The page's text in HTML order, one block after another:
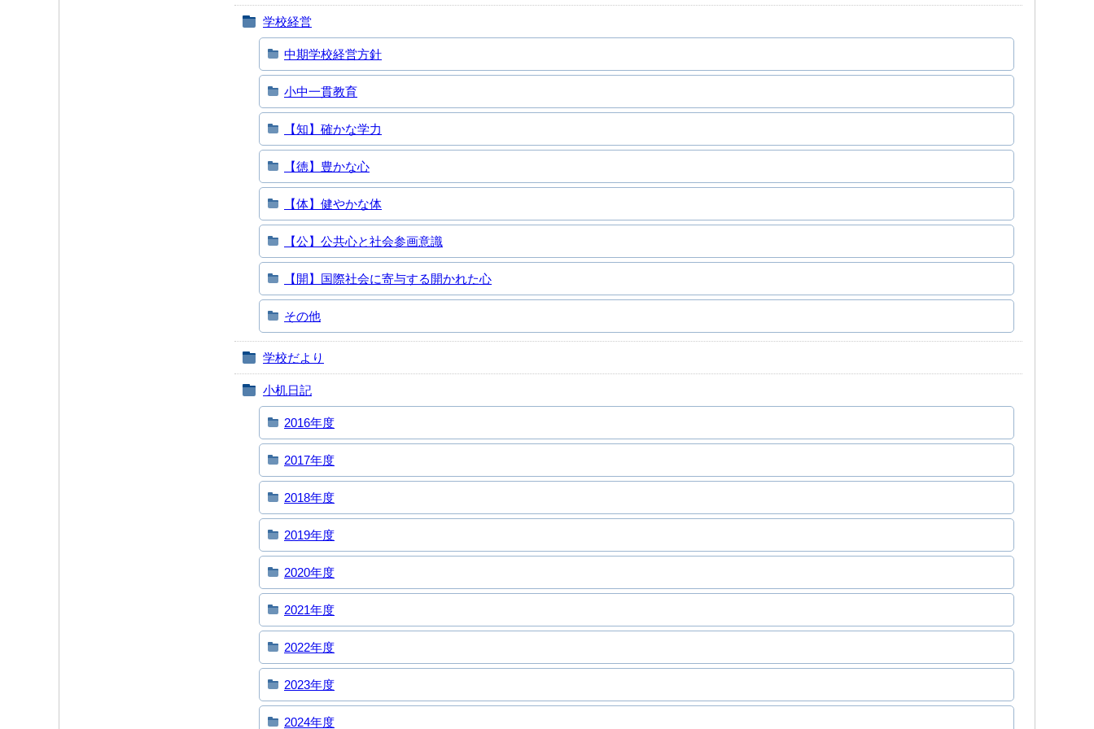
学校経営
中期学校経営方針
小中一貫教育
【知】確かな学力
【徳】豊かな心
【体】健やかな体
【公】公共心と社会参画意識
【開】国際社会に寄与する開かれた心
その他
学校だより
小机日記
2016年度
2017年度
2018年度
2019年度
2020年度
2021年度
2022年度
2023年度
2024年度